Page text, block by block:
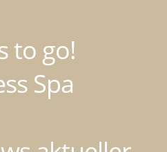
to go!
Spa